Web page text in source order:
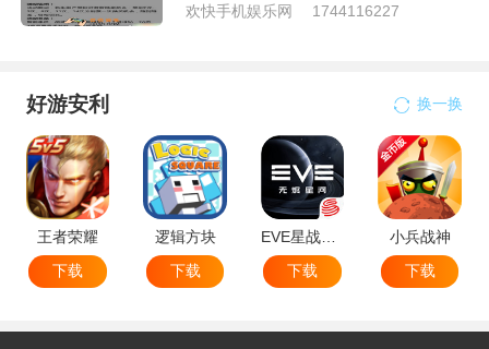
欢快手机娱乐网 1744116227
好游安利 换一换
王者荣耀
下载
逻辑方块
下载
EVE星战前夜无烬星河
下载
小兵战神
下载